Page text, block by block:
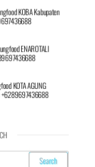
KOBA Kabupaten
ENAROTALI
KOTA AGUNG
+6289697436688